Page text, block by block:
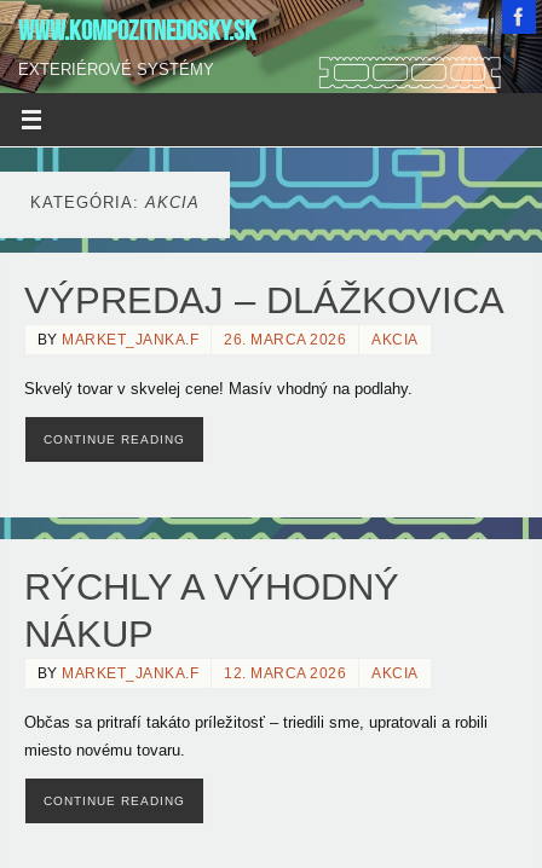
WWW.KOMPOZITNEDOSKY.SK
EXTERIÉROVÉ SYSTÉMY
KATEGÓRIA: AKCIA
VÝPREDAJ – DLÁŽKOVICA
BY MARKET_JANKA.F 26. MARCA 2026 AKCIA
Skvelý tovar v skvelej cene! Masív vhodný na podlahy.
CONTINUE READING
RÝCHLY A VÝHODNÝ
NÁKUP
BY MARKET_JANKA.F 12. MARCA 2026 AKCIA
Občas sa pritrafí takáto príležitosť – triedili sme, upratovali a robili
miesto novému tovaru.
CONTINUE READING